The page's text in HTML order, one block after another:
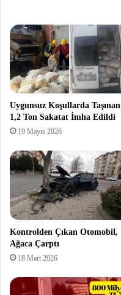
Uygunsuz Koşullarda Taşınan
1,2 Ton Sakatat İmha Edildi
19 Mayıs 2026
Kontrolden Çıkan Otomobil,
Ağaca Çarptı
18 Mart 2026